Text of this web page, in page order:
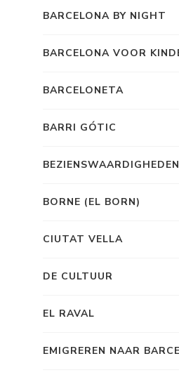
BARCELONA BY NIGHT
BARCELONA VOOR
BARCELONETA
BARRI GÓTIC
BEZIENSWAARDIGHEDEN
BORNE (EL BORN)
CIUTAT VELLA
DE CULTUUR
EL RAVAL
EMIGREREN NAAR